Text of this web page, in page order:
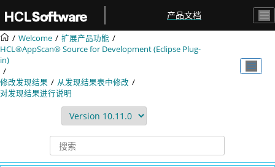
产品文档
Welcome
扩展产品功能
HCL®AppScan® Source for Development (Eclipse Plug-
in)
修改发现结果
从发现结果表中修改
对发现结果进行说明